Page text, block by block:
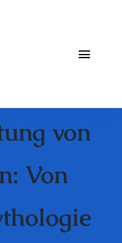
Toggle
von
Von